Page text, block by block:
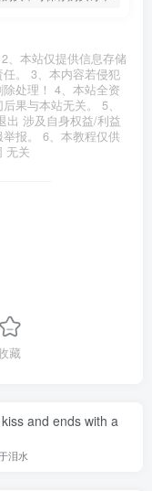
、本站仅提供信息存储
。 3、本内容若侵犯
处理！ 4、本站全资
果与本站无关。 5、
出 涉及自身权益/利益
报。 6、本教程仅供
无关
藏
and ends with a
泪水